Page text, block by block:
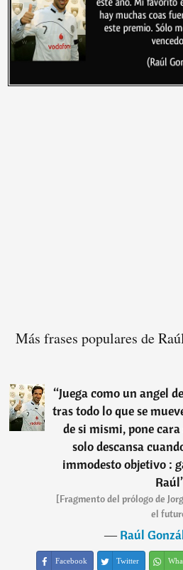
Más frases populares de
“Juega como un angel
tras todo lo que se
de si mismi, pone
solo descansa
immodesto objetivo :
Raúl
[Fragmento del prólogo de
el
―Raúl
Facebook Twitter